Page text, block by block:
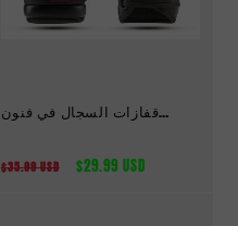
قفازات السجال في فنون
السعر
$35.99 USD
سعر
$29.99 USD